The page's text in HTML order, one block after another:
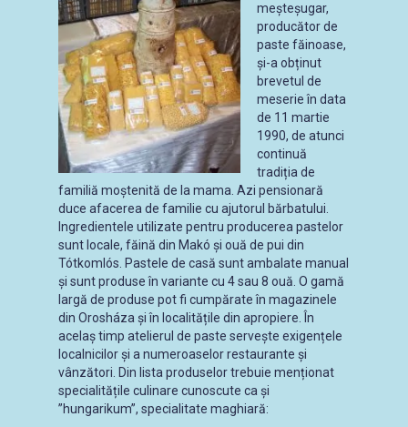
meșteșugar,
producător de
paste făinoase,
și-a obținut
brevetul de
meserie în data
de 11 martie
1990, de atunci
continuă
tradiția de
familiă moștenită de la mama. Azi pensionară
duce afacerea de familie cu ajutorul bărbatului.
Ingredientele utilizate pentru producerea pastelor
sunt locale, făină din Makó și ouă de pui din
Tótkomlós. Pastele de casă sunt ambalate manual
și sunt produse în variante cu 4 sau 8 ouă. O gamă
largă de produse pot fi cumpărate în magazinele
din Orosháza și în localitățile din apropiere. În
acelaș timp atelierul de paste servește exigențele
localnicilor și a numeroaselor restaurante și
vânzători. Din lista produselor trebuie menționat
specialitățile culinare cunoscute ca și
”hungarikum”, specialitate maghiară: